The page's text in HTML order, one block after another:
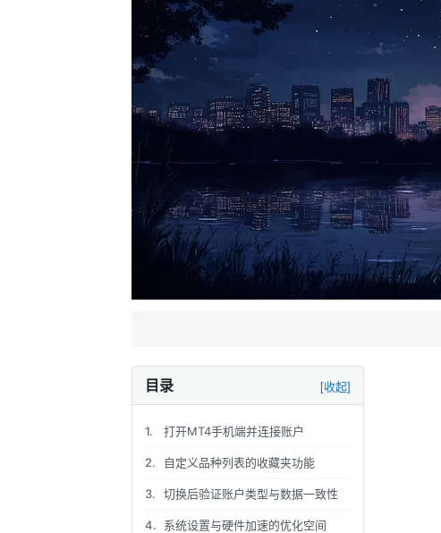
目录 [收起]
1. 打开MT4手机端并连接账户
2. 自定义品种列表的收藏夹功能
3. 切换后验证账户类型与数据一致性
4. 系统设置与硬件加速的优化空间